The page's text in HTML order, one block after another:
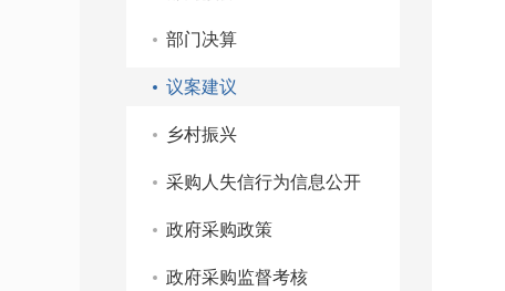
部门决算
议案建议
乡村振兴
采购人失信行为信息公开
政府采购政策
政府采购监督考核